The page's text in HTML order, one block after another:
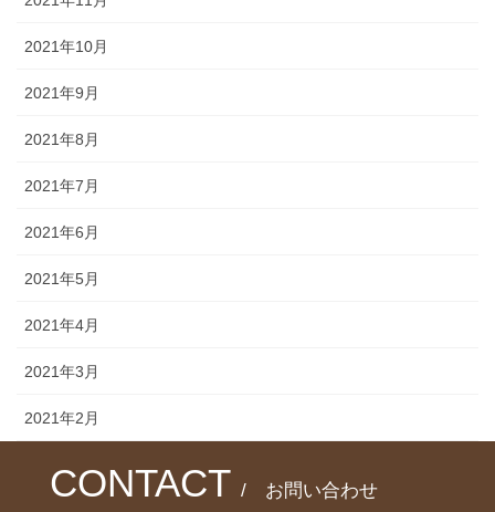
2021年10月
2021年9月
2021年8月
2021年7月
2021年6月
2021年5月
2021年4月
2021年3月
2021年2月
CONTACT / お問い合わせ